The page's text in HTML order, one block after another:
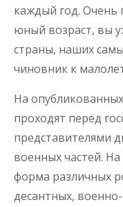
каждый год. Очень
юный возраст, вы
страны, наших
чиновник к
На
проходят перед
представителями
военных частей.
форма различных
десантных,